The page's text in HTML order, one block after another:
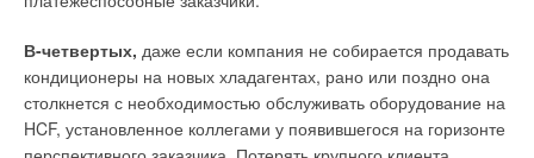
В-четвертых, даже если компания не собирается продавать
кондиционеры на новых хладагентах, рано или поздно она
столкнется с необходимостью обслуживать оборудование на
HCF, установленное коллегами у появившегося на горизонте
Сеть управления и Интернет
При наличии нескольких терморегуляторов devireg™ 550 в
доме, гостинице, офисе или квартире, их можно объединить